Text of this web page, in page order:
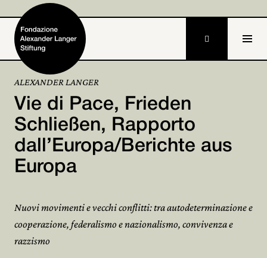
Home
Stiftung
Tätigkeiten und Projekte
Archiv
Mitmachen

ALEXANDER LANGER
Vie di Pace, Frieden
Schließen, Rapporto
dall’Europa/Berichte aus
Europa
Nuovi movimenti e vecchi conflitti: tra autodeterminazione e
cooperazione, federalismo e nazionalismo, convivenza e
razzismo